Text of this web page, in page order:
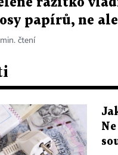
razítko
papírů, ne
čtení